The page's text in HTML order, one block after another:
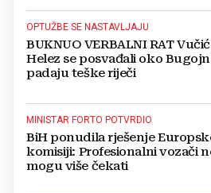
OPTUŽBE SE NASTAVLJAJU
BUKNUO VERBALNI RAT Vučić
Helez se posvađali oko
padaju teške riječi
MINISTAR FORTO POTVRDIO
BiH ponudila rješenje
komisiji: Profesionalni vozači
mogu više čekati